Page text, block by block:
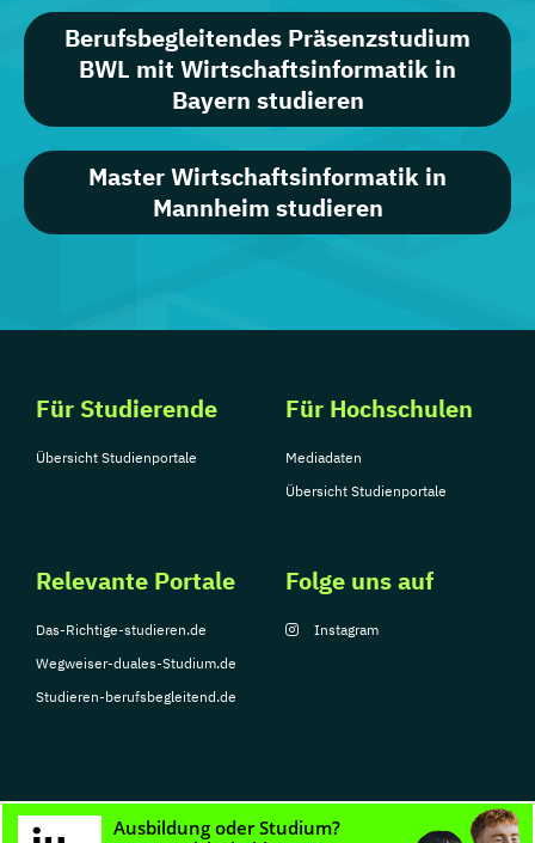
Berufsbegleitendes Präsenzstudium
BWL mit Wirtschaftsinformatik in
Bayern studieren
Master Wirtschaftsinformatik in
Mannheim studieren
Für Studierende
Übersicht Studienportale
Für Hochschulen
Mediadaten
Übersicht Studienportale
Relevante Portale
Das-Richtige-studieren.de
Wegweiser-duales-Studium.de
Studieren-berufsbegleitend.de
Folge uns auf
Instagram